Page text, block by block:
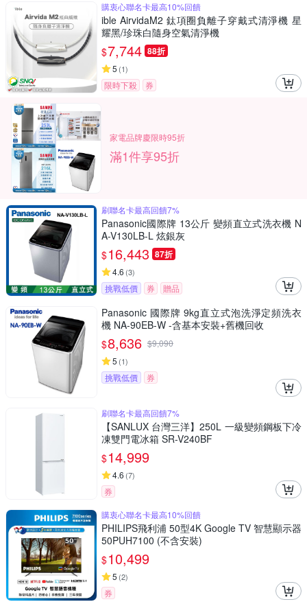
購衷心聯名卡最高10%回饋
ible AirvidaM2 鈦項圈負離子穿戴式清淨機 星
耀黑/珍珠白隨身空氣清淨機
$7,744 88折
5 (1)
限時下殺 券
家電品牌慶限時95折
滿1件享95折
刷聯名卡最高回饋7%
Panasonic國際牌 13公斤 變頻直立式洗衣機 N
A-V130LB-L 炫銀灰
$16,443 87折
4.6 (3)
挑戰低價 券 贈品
Panasonic 國際牌 9kg直立式泡洗淨定頻洗衣
機 NA-90EB-W -含基本安裝+舊機回收
$8,636 $9,090
5 (1)
挑戰低價 券
刷聯名卡最高回饋7%
【SANLUX 台灣三洋】250L 一級變頻鋼板下冷
凍雙門電冰箱 SR-V240BF
$14,999
4.6 (7)
券
購衷心聯名卡最高10%回饋
PHILIPS飛利浦 50型4K Google TV 智慧顯示器
50PUH7100 (不含安裝)
$10,499
5 (2)
券